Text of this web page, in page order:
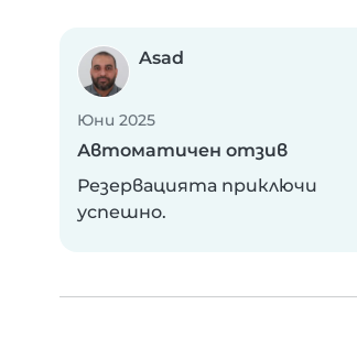
Asad
Юни 2025
Автоматичен отзив
Резервацията приключи
успешно.